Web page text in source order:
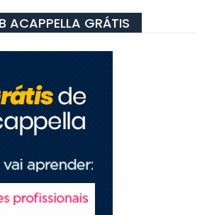
ACAPPELLA GRÁTIS